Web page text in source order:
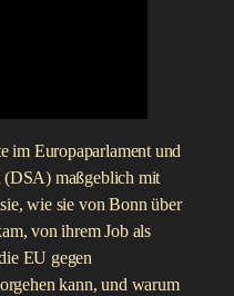
im Europaparlament und
(DSA) maßgeblich mit
wie sie von Bonn über
von ihrem Job als
EU gegen
kann, und warum